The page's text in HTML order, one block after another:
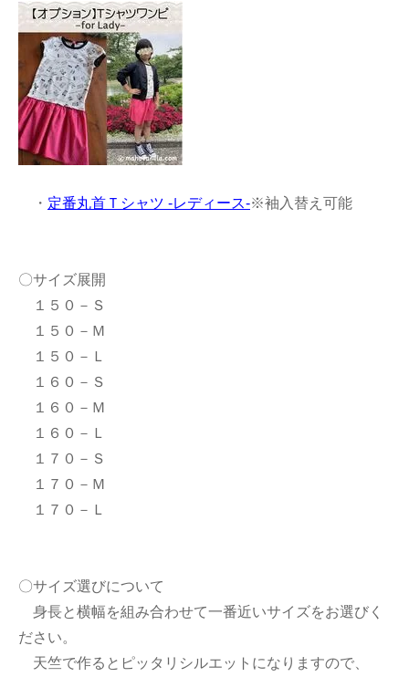
・ 定番丸首Ｔシャツ -レディース-※袖入替え可能
〇サイズ展開
１５０－Ｓ
１５０－Ｍ
１５０－Ｌ
１６０－Ｓ
１６０－Ｍ
１６０－Ｌ
１７０－Ｓ
１７０－Ｍ
１７０－Ｌ
〇サイズ選びについて
身長と横幅を組み合わせて一番近いサイズをお選びく
ださい。
天竺で作るとピッタリシルエットになりますので、